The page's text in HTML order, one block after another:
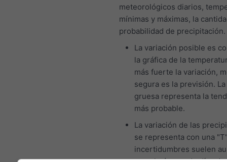
meteorológicos diarios,
mínimas y máximas, la
probabilidad de precipitación.
La variación posible es
la gráfica de la
más fuerte la variación,
segura es la previsión.
gruesa representa la
más probable.
La variación de las
se representa con una
incertidumbres suelen